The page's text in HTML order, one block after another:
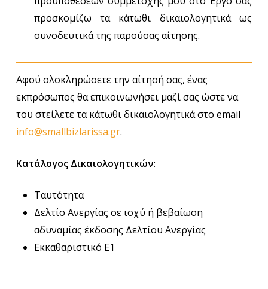
προσκομίζω τα κάτωθι δικαιολογητικά ως
συνοδευτικά της παρούσας αίτησης.
Αφού ολοκληρώσετε την αίτησή σας, ένας
εκπρόσωπος θα επικοινωνήσει μαζί σας ώστε να
του στείλετε τα κάτωθι δικαιολογητικά στο email
info@smallbizlarissa.gr.
Κατάλογος Δικαιολογητικών:
Ταυτότητα
Δελτίο Ανεργίας σε ισχύ ή βεβαίωση
αδυναμίας έκδοσης Δελτίου Ανεργίας
Εκκαθαριστικό Ε1